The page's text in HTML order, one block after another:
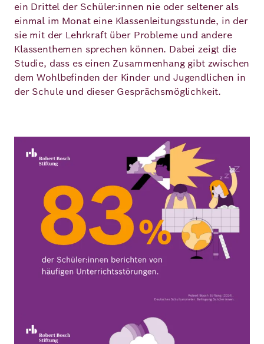
ein Drittel der Schüler:innen nie oder seltener als
einmal im Monat eine Klassenleitungsstunde, in der
sie mit der Lehrkraft über Probleme und andere
Klassenthemen sprechen können. Dabei zeigt die
Studie, dass es einen Zusammenhang gibt zwischen
dem Wohlbefinden der Kinder und Jugendlichen in
der Schule und dieser Gesprächsmöglichkeit.